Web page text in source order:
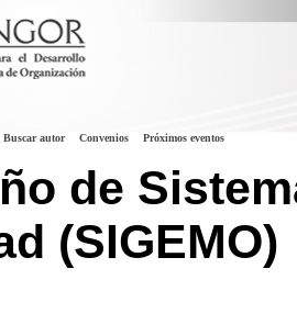
Buscar autor Convenios Próximos eventos
de
(SIGEMO)